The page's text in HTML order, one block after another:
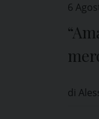
6
di